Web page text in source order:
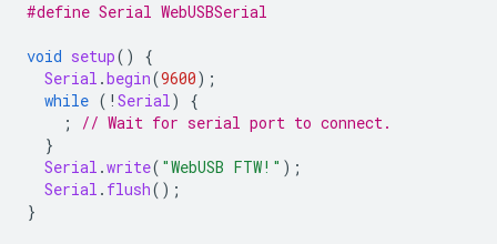
#define Serial WebUSBSerial
void setup()
{
Serial .begin(9600);
while ( ! Serial)
{
;
// Wait for serial port to connect.
}
Serial .write( "WebUSB FTW!" );
Serial . flush();
}